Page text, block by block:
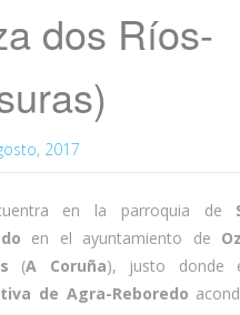
dos Ríos-
2017
en la parroquia de
en el ayuntamiento de
(A Coruña), justo donde
de Agra-Reboredo